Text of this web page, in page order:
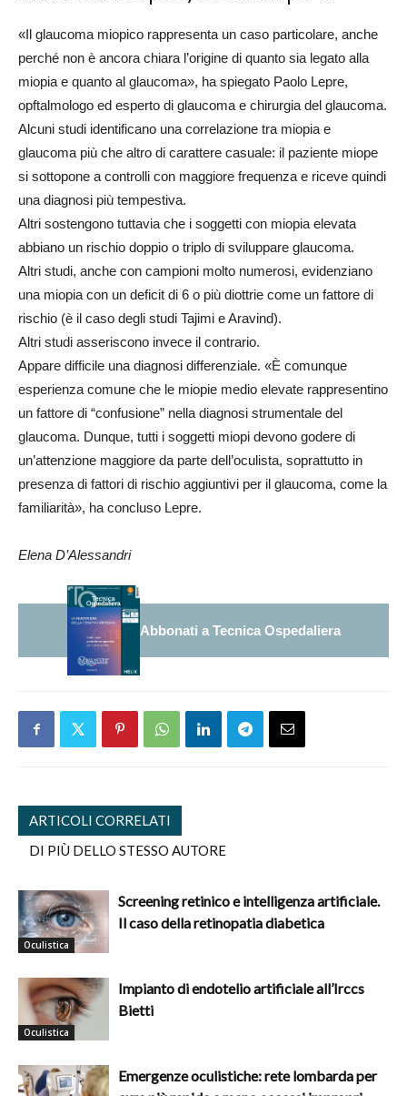
«Il glaucoma miopico rappresenta un caso particolare, anche
perché non è ancora chiara l’origine di quanto sia legato alla
miopia e quanto al glaucoma», ha spiegato Paolo Lepre,
opftalmologo ed esperto di glaucoma e chirurgia del glaucoma.
Alcuni studi identificano una correlazione tra miopia e
glaucoma più che altro di carattere casuale: il paziente miope
si sottopone a controlli con maggiore frequenza e riceve quindi
una diagnosi più tempestiva.
Altri sostengono tuttavia che i soggetti con miopia elevata
abbiano un rischio doppio o triplo di sviluppare glaucoma.
Altri studi, anche con campioni molto numerosi, evidenziano
una miopia con un deficit di 6 o più diottrie come un fattore di
rischio (è il caso degli studi Tajimi e Aravind).
Altri studi asseriscono invece il contrario.
Appare difficile una diagnosi differenziale. «È comunque
esperienza comune che le miopie medio elevate rappresentino
un fattore di “confusione” nella diagnosi strumentale del
glaucoma. Dunque, tutti i soggetti miopi devono godere di
un’attenzione maggiore da parte dell’oculista, soprattutto in
presenza di fattori di rischio aggiuntivi per il glaucoma, come la
familiarità», ha concluso Lepre.
Elena D’Alessandri
Abbonati a Tecnica Ospedaliera
ARTICOLI CORRELATI
DI PIÙ DELLO STESSO AUTORE
Oculistica
Screening retinico e intelligenza artificiale.
Il caso della retinopatia diabetica
Oculistica
Impianto di endotelio artificiale all’Irccs
Bietti
Emergenze oculistiche: rete lombarda per